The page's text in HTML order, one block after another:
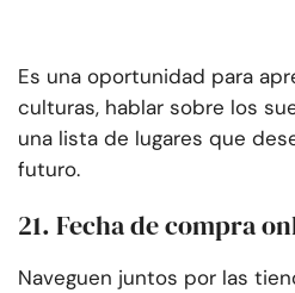
Es una oportunidad para
culturas, hablar sobre los
una lista de lugares que
futuro.
21. Fecha de compra
Naveguen juntos por las